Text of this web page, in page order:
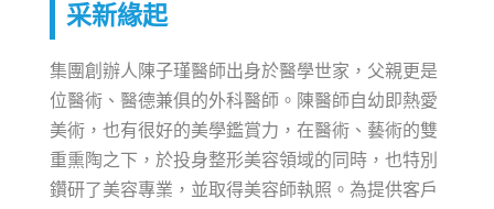
采新緣起
集團創辦人陳子瑾醫師出身於醫學世家，父親更是
位醫術、醫德兼俱的外科醫師。陳醫師自幼即熱愛
美術，也有很好的美學鑑賞力，在醫術、藝術的雙
重熏陶之下，於投身整形美容領域的同時，也特別
鑽研了美容專業，並取得美容師執照。為提供客戶